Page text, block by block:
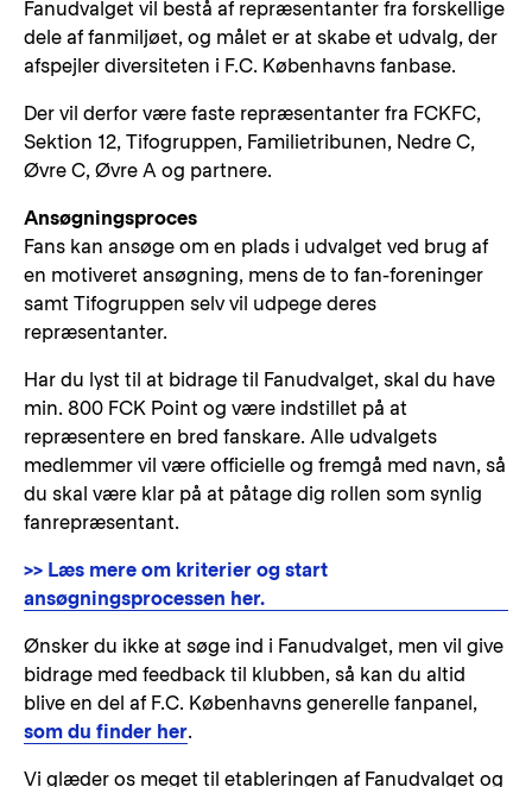
Fanudvalget vil bestå af repræsentanter fra forskellige
dele af fanmiljøet, og målet er at skabe et udvalg, der
afspejler diversiteten i F.C. Københavns fanbase.
Der vil derfor være faste repræsentanter fra FCKFC,
Sektion 12, Tifogruppen, Familietribunen, Nedre C,
Øvre C, Øvre A og partnere.
Ansøgningsproces
Fans kan ansøge om en plads i udvalget ved brug af
en motiveret ansøgning, mens de to fan-foreninger
samt Tifogruppen selv vil udpege deres
repræsentanter.
Har du lyst til at bidrage til Fanudvalget, skal du have
min. 800 FCK Point og være indstillet på at
repræsentere en bred fanskare. Alle udvalgets
medlemmer vil være officielle og fremgå med navn, så
du skal være klar på at påtage dig rollen som synlig
fanrepræsentant.
>> Læs mere om kriterier og start
ansøgningsprocessen her.
Ønsker du ikke at søge ind i Fanudvalget, men vil give
bidrage med feedback til klubben, så kan du altid
blive en del af F.C. Københavns generelle fanpanel,
som du finder her.
Vi glæder os meget til etableringen af Fanudvalget og